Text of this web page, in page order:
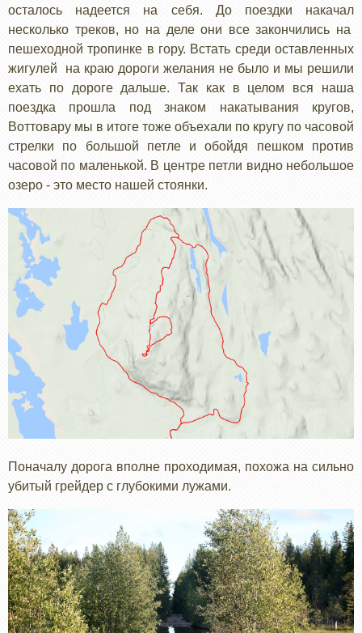
осталось надеется на себя. До поездки накачал
несколько треков, но на деле они все закончились на
пешеходной тропинке в гору. Встать среди оставленных
жигулей на краю дороги желания не было и мы решили
ехать по дороге дальше. Так как в целом вся наша
поездка прошла под знаком накатывания кругов,
Воттовару мы в итоге тоже объехали по кругу по часовой
стрелки по большой петле и обойдя пешком против
часовой по маленькой. В центре петли видно небольшое
озеро - это место нашей стоянки.
Поначалу дорога вполне проходимая, похожа на сильно
убитый грейдер с глубокими лужами.